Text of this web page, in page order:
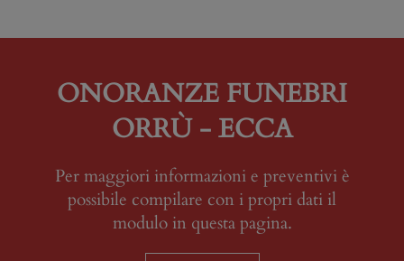
ONORANZE FUNEBRI
ORRÙ - ECCA
Per maggiori informazioni e preventivi è
possibile compilare con i propri dati il
modulo in questa pagina.